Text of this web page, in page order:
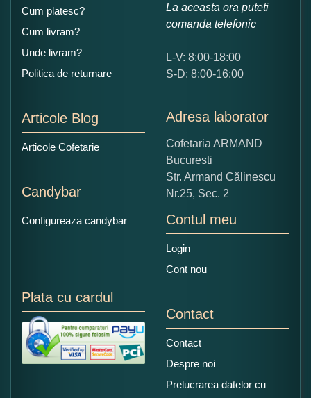
Ce nota acordati acestui produs?
5
Copiati alaturi numarul din imagine:
Cum platesc?
Cum livram?
Unde livram?
Politica de returnare
Articole Blog
Articole Cofetarie
Candybar
Configureaza candybar
La aceasta ora puteti
comanda telefonic
L-V: 8:00-18:00
S-D: 8:00-16:00
Adresa laborator
Cofetaria ARMAND
Bucuresti
Str. Armand Călinescu
Nr.25, Sec. 2
Contul meu
Login
Cont nou
Plata cu cardul
Contact
Contact
Despre noi
Prelucrarea datelor cu